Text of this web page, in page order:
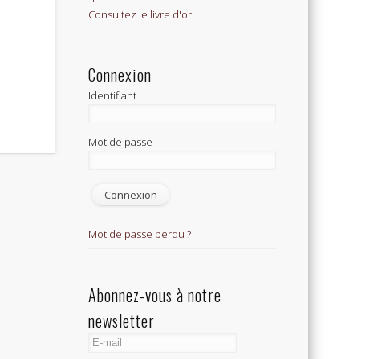
Consultez le livre d'or
Connexion
Identifiant
Mot de passe
Mot de passe perdu ?
Abonnez-vous à notre
newsletter